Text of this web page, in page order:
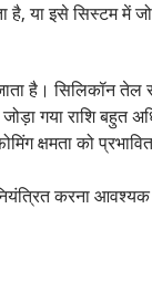
या इसे सिस्टम में
है। सिलिकॉन
गया राशि
क्षमता को
करना